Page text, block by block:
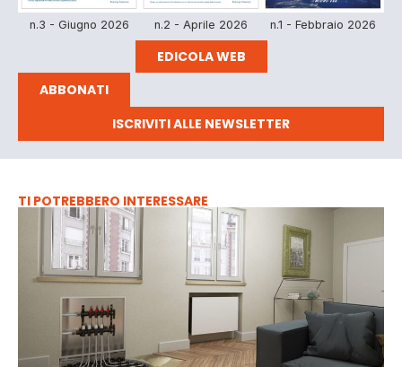
n.3 - Giugno 2026 n.2 - Aprile 2026 n.1 - Febbraio 2026
EDICOLA WEB
ABBONATI
ISCRIVITI ALLE NEWSLETTER
TI POTREBBERO INTERESSARE